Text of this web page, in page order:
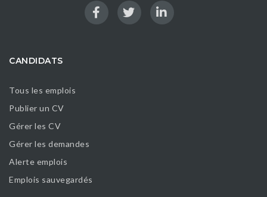
CANDIDATS
Tous les emplois
Publier un CV
Gérer les CV
Gérer les demandes
Alerte emplois
Emplois sauvegardés